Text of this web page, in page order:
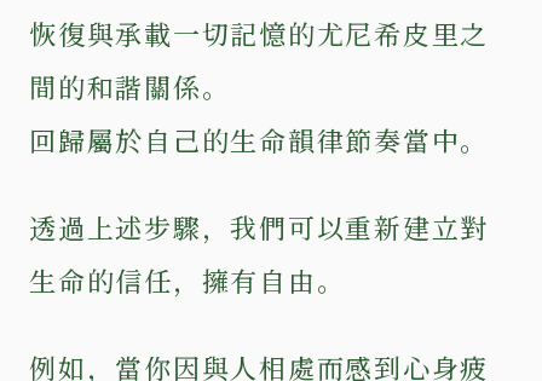
恢復與承載一切記憶的尤尼希皮里之
間的和諧關係。
回歸屬於自己的生命韻律節奏當中。
透過上述步驟，我們可以重新建立對
生命的信任，擁有自由。
例如，當你因與人相處而感到心身疲